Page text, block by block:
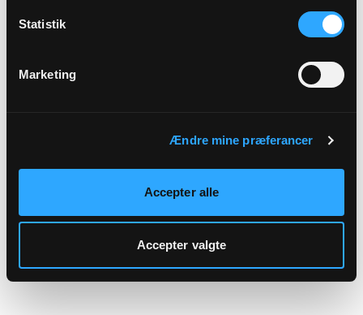
Statistik
Marketing
Ændre mine præferancer
Accepter alle
Accepter valgte